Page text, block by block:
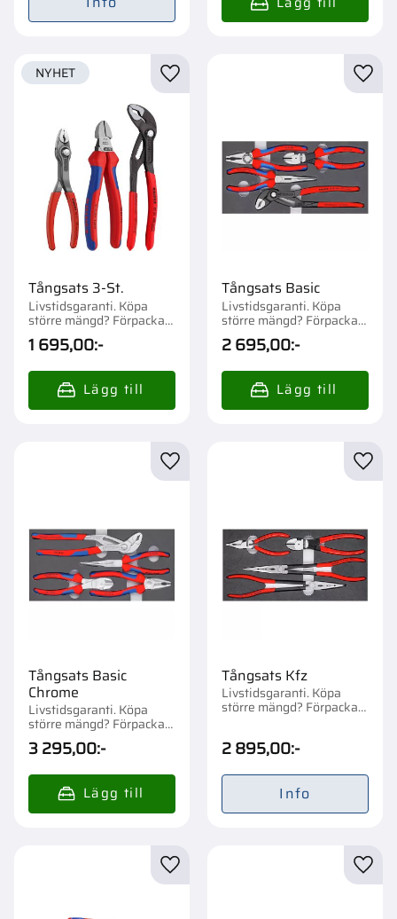
Tångsats 3-St.
Livstidsgaranti. Köpa
större mängd? Förpackad
om 1 st.
1 695,00:-
NYHET Lägg till i favoriter
Tångsats Basic
Livstidsgaranti. Köpa
större mängd? Förpackad
om 1 st.
2 695,00:-
Tångsats Basic
Chrome
Livstidsgaranti. Köpa
större mängd? Förpackad
om 1 st.
3 295,00:-
Lägg till i favoriter
Tångsats Kfz
Livstidsgaranti. Köpa
större mängd? Förpackad
2 895,00:-
Info
Lägg till i favoriter